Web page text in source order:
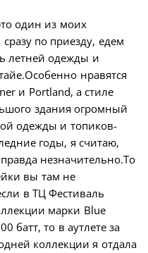
один из моих
по приезду, едем
летней одежды и
нравятся
и Portland, а стиле
здания огромный
одежды и топиков-
годы, я считаю,
незначительно.То
вы там не
в ТЦ Фестиваль
марки Blue
батт, то в аутлете за
коллекции я отдала